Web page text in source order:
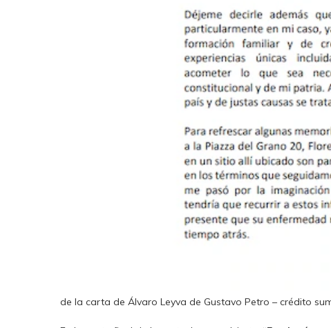
de la carta de Álvaro Leyva de Gustavo Petro – crédito